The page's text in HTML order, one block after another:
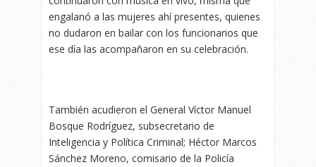
engalanó a las mujeres ahí presentes, quienes
no dudaron en bailar con los funcionarios que
ese día las acompañaron en su celebración.
También acudieron el General Víctor Manuel
Bosque Rodríguez, subsecretario de
Inteligencia y Política Criminal; Héctor Marcos
Sánchez Moreno, comisario de la Policía